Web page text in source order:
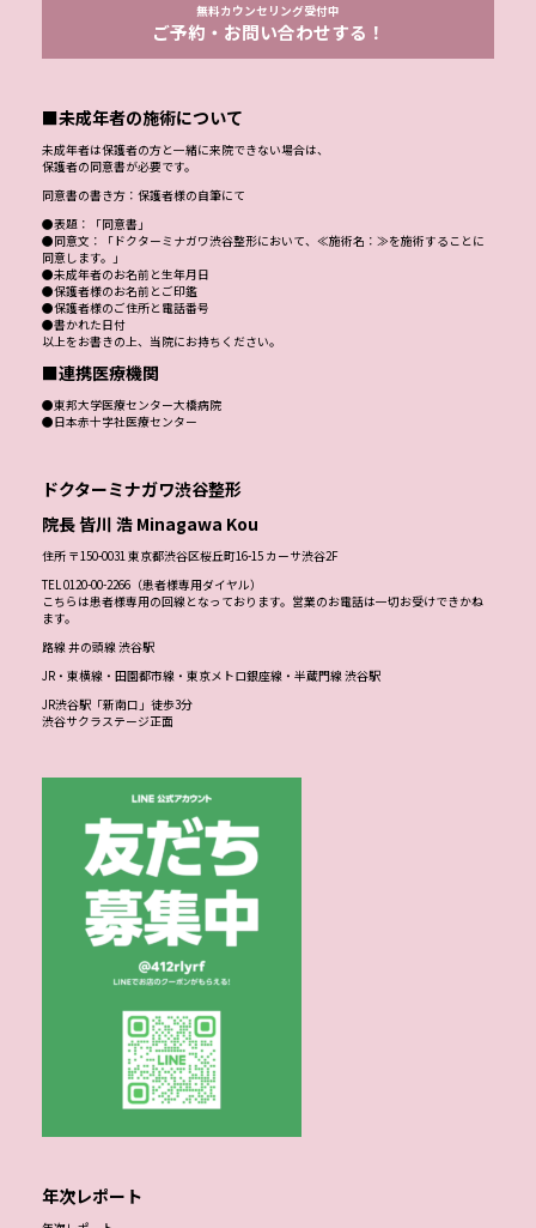
無料カウンセリング受付中
ご予約・お問い合わせする！
■未成年者の施術について
未成年者は保護者の方と一緒に来院できない場合は、
保護者の同意書が必要です。
同意書の書き方：保護者様の自筆にて
●表題：「同意書」
●同意文：「ドクターミナガワ渋谷整形において、≪施術名：≫を施術することに
同意します。」
●未成年者のお名前と生年月日
●保護者様のお名前とご印鑑
●保護者様のご住所と電話番号
●書かれた日付
以上をお書きの上、当院にお持ちください。
■連携医療機関
●東邦大学医療センター大橋病院
●日本赤十字社医療センター
ドクターミナガワ渋谷整形
院長 皆川 浩 Minagawa Kou
住所 〒150-0031 東京都渋谷区桜丘町16-15 カーサ渋谷2F
TEL 0120-00-2266（患者様専用ダイヤル）
こちらは患者様専用の回線となっております。営業のお電話は一切お受けできかね
ます。
路線 井の頭線 渋谷駅
JR・東横線・田園都市線・東京メトロ銀座線・半蔵門線 渋谷駅
JR渋谷駅「新南口」徒歩3分
渋谷サクラステージ正面
年次レポート